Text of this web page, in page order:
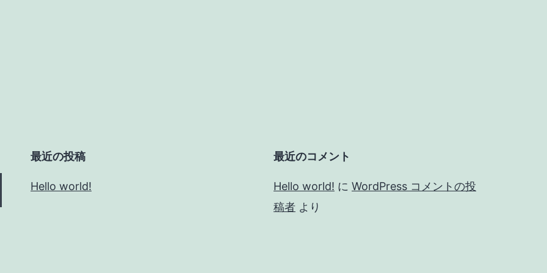
最近の投稿
Hello world!
最近のコメント
Hello world! に WordPress コメントの投
稿者 より